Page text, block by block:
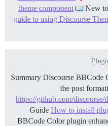
theme component
New
guide to using Discourse
Summary Discourse BBCode
the post
https://github.com/discourse/
Guide How to install
BBCode Color plugin